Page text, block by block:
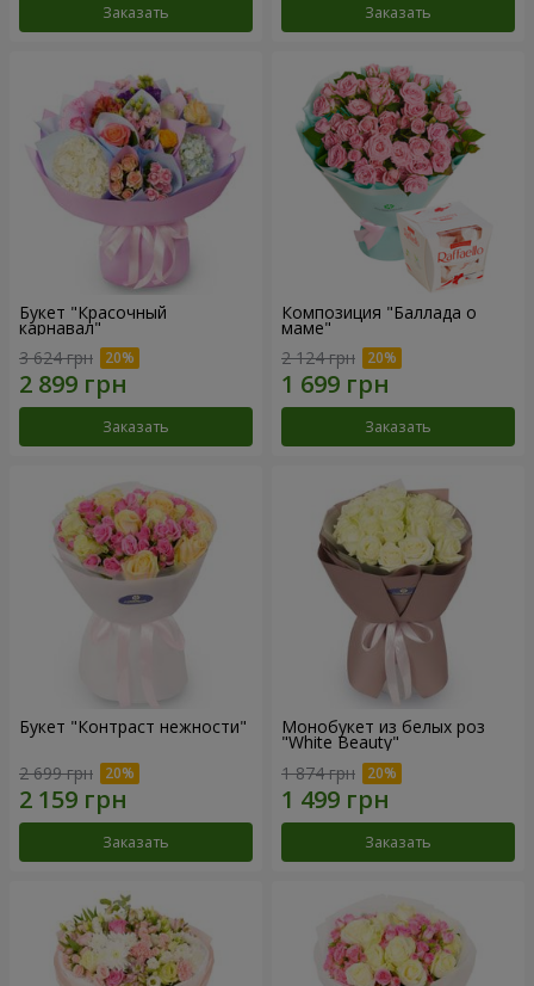
Заказать Заказать
Букет "Красочный
карнавал"
3 624 грн
Заказать
Композиция "Баллада о
маме"
2 124 грн
Заказать
Букет "Контраст нежности"
2 699 грн
Заказать
Монобукет из белых роз
"White Beauty"
1 874 грн
Заказать